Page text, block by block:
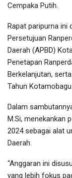
Cempaka Putih.
Rapat paripurna ini
Persetujuan
Daerah (APBD)
Penetapan
Berkelanjutan,
Tahun Kotamobagu.
Dalam
M.Si, menekankan
2024 sebagai alat
Daerah.
“Anggaran ini
yang lebih fokus